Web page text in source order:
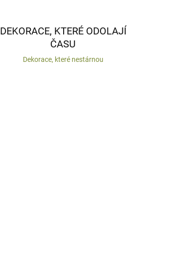
DEKORACE, KTERÉ ODOLAJÍ
ČASU
Dekorace, které nestárnou